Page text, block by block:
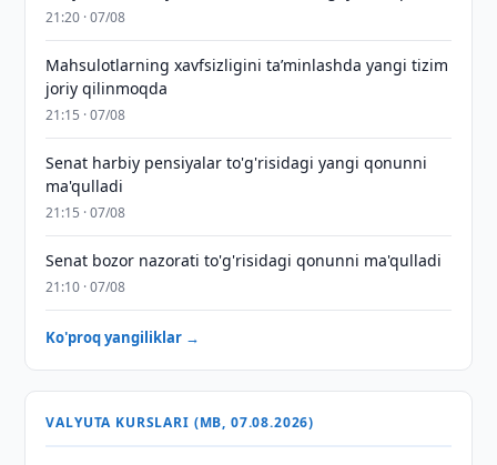
21:20 · 07/08
Mahsulotlarning xavfsizligini taʼminlashda yangi tizim
joriy qilinmoqda
21:15 · 07/08
Senat harbiy pensiyalar to'g'risidagi yangi qonunni
ma'qulladi
21:15 · 07/08
Senat bozor nazorati to'g'risidagi qonunni ma'qulladi
21:10 · 07/08
Ko'proq yangiliklar →
VALYUTA KURSLARI (MB, 07.08.2026)